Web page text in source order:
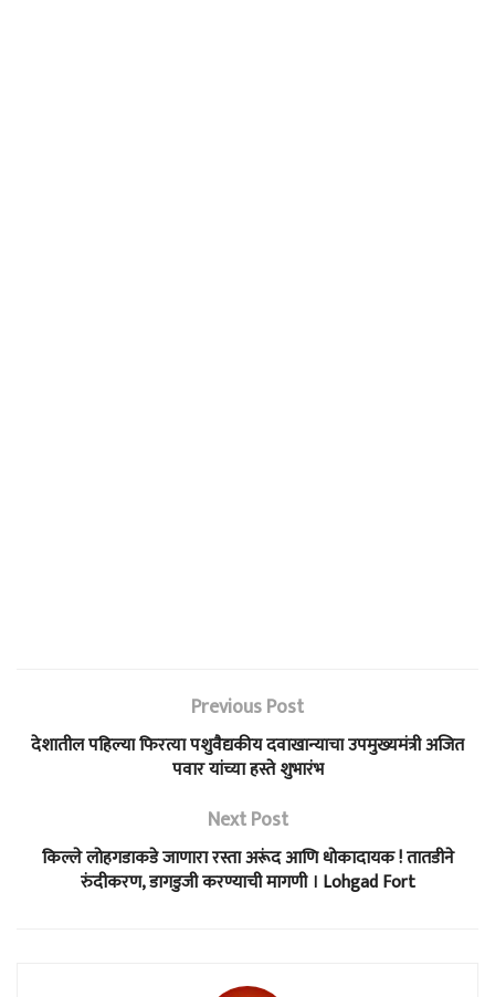
Previous Post
देशातील पहिल्या फिरत्या पशुवैद्यकीय दवाखान्याचा उपमुख्यमंत्री अजित
पवार यांच्या हस्ते शुभारंभ
Next Post
किल्ले लोहगडाकडे जाणारा रस्ता अरूंद आणि धोकादायक ! तातडीने
रुंदीकरण, डागडुजी करण्याची मागणी । Lohgad Fort